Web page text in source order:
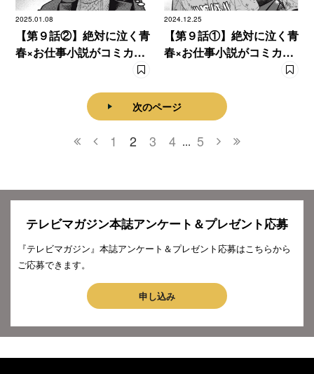
2025.01.08
【第９話②】絶対に泣く青
春×お仕事小説がコミカラ
イズ！ 『あめつちのう
2024.12.25
【第９話①】絶対に泣く青
春×お仕事小説がコミカラ
イズ！ 『あめつちのう
次のページ
1 2 3 4 ... 5
テレビマガジン本誌アンケート＆プレゼント応募
『テレビマガジン』本誌アンケート＆プレゼント応募はこちらから
ご応募できます。
申し込み